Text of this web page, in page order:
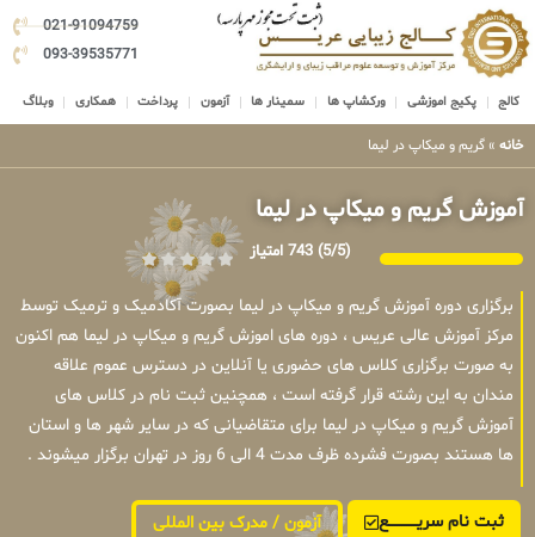
021-91094759
093-39535771
کالج پکیج اموزشی ورکشاپ ها سمینار ها آزمون پرداخت همکاری وبلاگ
خانه » گریم و میکاپ در لیما
آموزش گریم و میکاپ در لیما
(5/5) 743 امتیاز
برگزاری دوره آموزش گریم و میکاپ در لیما بصورت آکادمیک و ترمیک توسط
مرکز آموزش عالی عریس ، دوره های اموزش گریم و میکاپ در لیما هم اکنون
به صورت برگزاری کلاس های حضوری یا آنلاین در دسترس عموم علاقه
مندان به این رشته قرار گرفته است ، همچنین ثبت نام در کلاس های
آموزش گریم و میکاپ در لیما برای متقاضیانی که در سایر شهر ها و استان
ها هستند بصورت فشرده ظرف مدت 4 الی 6 روز در تهران برگزار میشوند .
ثبت نام سریــــــــــــع آزمون / مدرک بین المللی